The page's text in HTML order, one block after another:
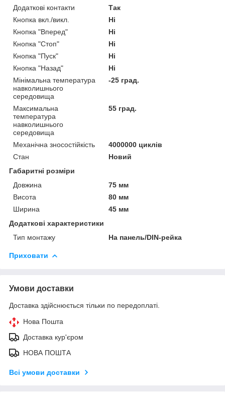
Додаткові контакти
Так
Кнопка вкл./викл.
Ні
Кнопка "Вперед"
Ні
Кнопка "Стоп"
Ні
Кнопка "Пуск"
Ні
Кнопка "Назад"
Ні
Мінімальна температура
навколишнього
середовища
-25 град.
Максимальна
температура
навколишнього
середовища
55 град.
Механічна зносостійкість
4000000 циклів
Стан
Новий
Габаритні розміри
Довжина
75 мм
Висота
80 мм
Ширина
45 мм
Додаткові характеристики
Тип монтажу
На панель/DIN-рейка
Приховати
Умови доставки
Доставка здійснюється тільки по передоплаті.
Нова Пошта
Доставка кур'єром
НОВА ПОШТА
Всі умови доставки